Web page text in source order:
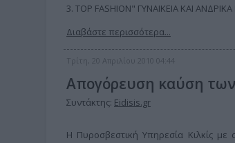
3. ΤΟΡ FASHION" ΓΥΝΑΙΚΕΙΑ ΚΑΙ
Διαβάστε περισσότερα...
Τρίτη, 20 Απριλίου 2010 04:44
Απογόρευση καύση
Συντάκτης: Eidisis.gr
Η Πυροσβεστική Υπηρεσία Κιλκίς